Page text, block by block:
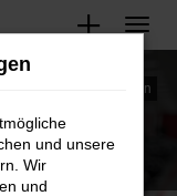
zu EU-Fahrzeugen
und unsere
Wir
und